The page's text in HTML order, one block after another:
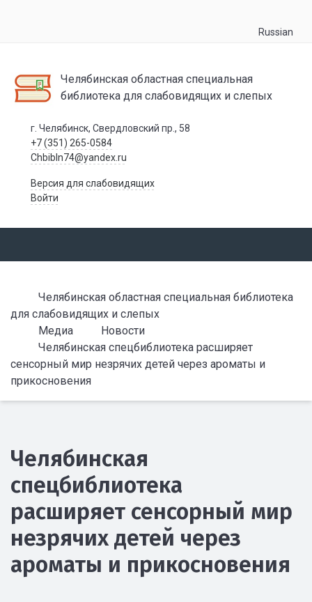
Russian
Челябинская областная специальная
библиотека для слабовидящих и слепых
г. Челябинск, Свердловский пр., 58
+7 (351) 265-0584
Chbibln74@yandex.ru
Версия для слабовидящих
Войти
Челябинская областная специальная библиотека
для слабовидящих и слепых
Медиа
Новости
Челябинская спецбиблиотека расширяет
сенсорный мир незрячих детей через ароматы и
прикосновения
Челябинская
спецбиблиотека
расширяет сенсорный мир
незрячих детей через
ароматы и прикосновения